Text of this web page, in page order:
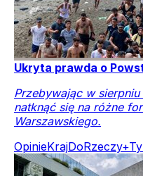
Ukryta prawda o
Przebywając w
natknąć się na różne
Warszawskiego.
OpinieKrajDoRzeczy+